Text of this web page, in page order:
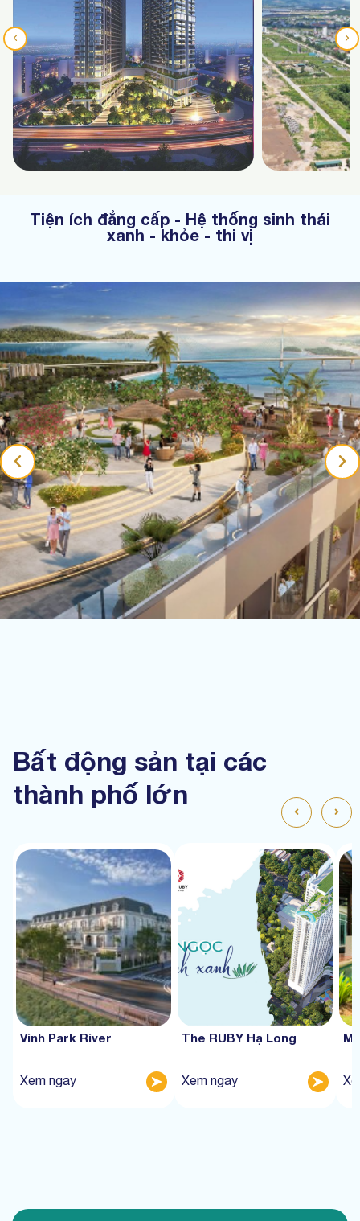
Tiện ích đẳng cấp - Hệ thống sinh thái
xanh - khỏe - thi vị
Bất động sản tại các
thành phố lớn
Vinh Park River
Xem ngay
The RUBY Hạ Long
Xem ngay